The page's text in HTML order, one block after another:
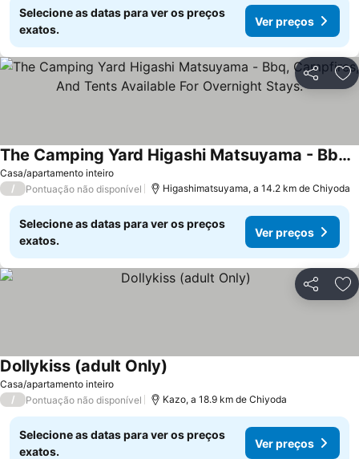
Selecione as datas para ver os preços
exatos.
Ver preços
Partilhar
Casa/apartamento inteiro
The Camping Yard Higashi Matsuyama - Bbq, Campfires, And Tents Available For Overnight Stays.
Ver preços
/ Pontuação não disponível Higashimatsuyama, a 14.2 km de Chiyoda
Selecione as datas para ver os preços
exatos.
Ver preços
Partilhar
Casa/apartamento inteiro
Dollykiss (adult Only)
/ Pontuação não disponível Kazo, a 18.9 km de Chiyoda
Selecione as datas para ver os preços
exatos.
Ver preços